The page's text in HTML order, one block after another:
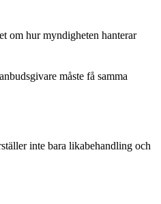
om hur myndigheten hanterar
måste få samma
inte bara likabehandling och